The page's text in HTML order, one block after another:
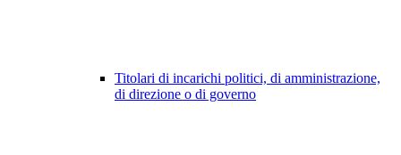
Titolari di incarichi politici, di amministrazione,
di direzione o di governo